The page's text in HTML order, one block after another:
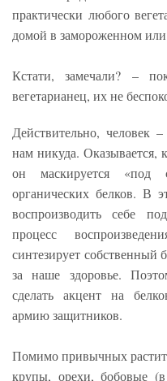
практически любого
домой в замороженном
Кстати, замечали? –
вегетарианец, их не
Действительно, человек
нам никуда. Оказывается,
он маскируется «под
органических белков. В
воспроизводить себе
процесс
синтезирует собственный
за наше здоровье.
сделать акцент на
армию защитников.
Помимо привычных
крупы, орехи, бобовые